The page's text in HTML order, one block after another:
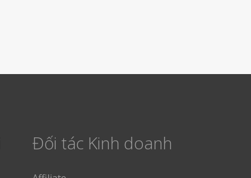
Đối tác Kinh doanh